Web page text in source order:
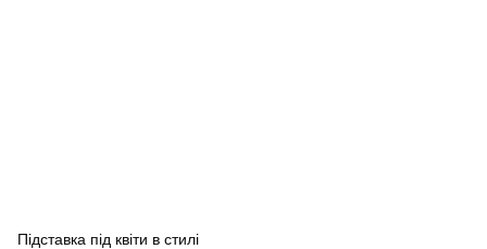
Підставка під квіти в стилі